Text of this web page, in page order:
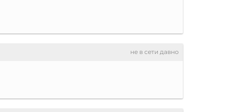
не в сети давно